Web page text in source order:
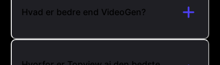
Hvad er bedre end VideoGen?